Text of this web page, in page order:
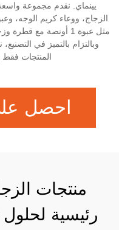
اتصل بنا
يينماي. نقدم مجموعة
المنتجات فقط
احصل
رئيسية